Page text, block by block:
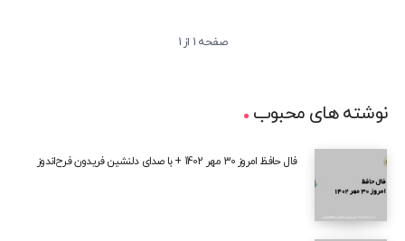
صفحه 1 از 1
نوشته های محبوب
فال حافظ امروز 30 مهر 1402 + با صدای دلنشین فریدون فرح‌اندوز